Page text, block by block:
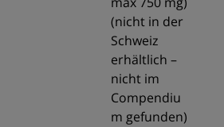
(nicht in der
Schweiz
erhältlich –
nicht im
Compendiu
m gefunden)